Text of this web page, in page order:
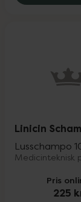
Linicin
Lusschampo
Medicinteknisk
Pris
225